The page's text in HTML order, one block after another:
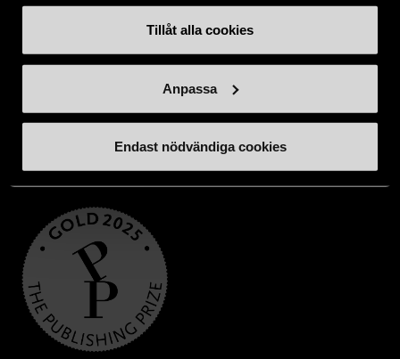
Tillåt alla cookies
Anpassa
Endast nödvändiga cookies
Plusgiro: 900351-8